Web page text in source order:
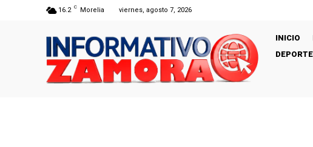
16.2 C Morelia viernes, agosto 7, 2026
INICIO